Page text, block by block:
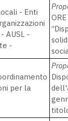
- Enti
AUSL -
-
per la